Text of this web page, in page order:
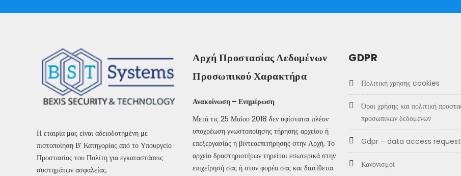
Η εταιρία μας είναι αδειοδοτημένη με
πιστοποίηση Β’ Κατηγορίας από το Υπουργείο
Προστασίας του Πολίτη για εγκαταστάσεις
συστημάτων ασφαλείας.
Αρχή Προστασίας Δεδομένων
Προσωπικού Χαρακτήρα
Ανακοίνωση – Ενημέρωση
Μετά τις 25 Μαΐου 2018 δεν υφίσταται πλέον
υποχρέωση γνωστοποίησης τήρησης αρχείου ή
επεξεργασίας ή βιντεοεπιτήρησης στην Αρχή. Το
αρχείο δραστηριοτήτων τηρείται εσωτερικά στην
επιχείρησή σας ή στον φορέα σας και διατίθεται
GDPR
πολιτική χρήσης cookies
όροι χρήσης και πολιτική προστασίας
προσωπικών δεδομένων
gdpr – data access request
κανονισμοί